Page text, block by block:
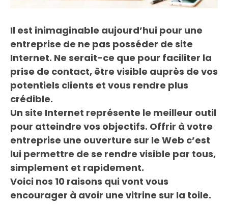
Il est inimaginable aujourd’hui pour une
entreprise de ne pas posséder de site
Internet. Ne serait-ce que pour faciliter la
prise de contact, être visible auprès de vos
potentiels clients et vous rendre plus
crédible.
Un site Internet représente le meilleur outil
pour atteindre vos objectifs. Offrir à votre
entreprise une ouverture sur le Web c’est
lui permettre de se rendre visible par tous,
simplement et rapidement.
Voici nos 10 raisons qui vont vous
encourager à avoir une vitrine sur la toile.